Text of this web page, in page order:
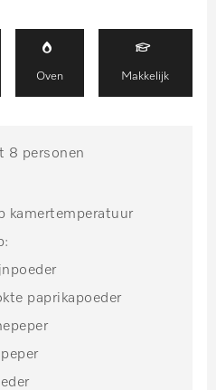
Oven Makkelijk
8 personen
kamertemperatuur
paprikapoeder